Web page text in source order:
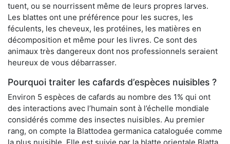
tuent, ou se nourrissent même de leurs propres larves.
Les blattes ont une préférence pour les sucres, les
féculents, les cheveux, les protéines, les matières en
décomposition et même pour les livres. Ce sont des
animaux très dangereux dont nos professionnels seraient
heureux de vous débarrasser.
Pourquoi traiter les cafards d’espèces nuisibles ?
Environ 5 espèces de cafards au nombre des 1% qui ont
des interactions avec l’humain sont à l’échelle mondiale
considérés comme des insectes nuisibles. Au premier
rang, on compte la Blattodea germanica cataloguée comme